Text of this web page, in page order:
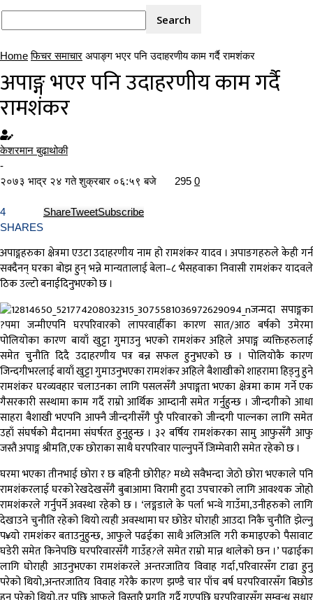
Home फिचर समाचार अपाङ्ग भएर पनि उदाहरणीय काम गर्दै रामशंकर
अपाङ्ग भएर पनि उदाहरणीय काम गर्दै
रामशंकर
केशरमान बुढाथोकी
-
२०७३ भाद्र २४ गते शुक्रबार ०६:५९ बजे
295 0
4
SHARES
ShareTweetSubscribe
अपाङ्गहरुका क्षेत्रमा एउटा उदाहरणीय नाम हो रामशंकर यादव । अपाङगहरुले केही गर्न
सक्दैनन् घरका बोझ हुन् भन्ने मान्यतालाई बेला–८ भैसहवाका निवासी रामशंकर यादवले
ठिक उल्टो बनाईदिनुभएको छ ।
जन्मदा सपाङ्गका
?पमा जन्मीएपनि घरपरिवारको लापरवार्हीका कारण सात/आठ बर्षको उमेरमा
पोलियोका कारण बायाँ खुट्टा गुमाउनु भएको रामशंकर अहिले अपाङ्ग व्यक्तिहरुलाई
समेत चुनौति दिदै उदाहरणीय पत्र बन्न सफल हुनुभएको छ । पोलियोकै कारण
जिन्दगीभरलाई बायाँ खुट्टा गुमाउनुभएका रामशंकर अहिले बैशाखीको शाहरामा हिड्नु हुने
रामशंकर घरव्यवहार चलाउनका लागि पसलसँगै अपाङ्गता भएका क्षेत्रमा काम गर्ने एक
गैसरकारी सस्थामा काम गर्दै राम्रो आर्थिक आम्दानी समेत गर्नुहुन्छ । जीन्दगीको आधा
साहरा बैशाखी भएपनि आफ्नै जीन्दगीसँगै पुरै परिवारको जीन्दगी पाल्नका लागि समेत
उहाँ संघर्षको मैदानमा संघर्षरत हुनुहुन्छ । ३२ बर्षिय रामशंकरका सामु आफुसँगै आफु
जस्तै अपाङ्ग श्रीमति,एक छोराका साथै घरपरिवार पाल्नुपर्ने जिम्मेवारी समेत रहेको छ ।
घरमा भएका तीनभाई छोरा र छ बहिनी छोरीह? मध्ये सवैभन्दा जेठो छोरा भएकाले पनि
रामशंकरलाई घरको रेखदेखसँगै बुबाआमा विरामी हुदा उपचारको लागि आवश्यक जोहो
रामशंकरले गर्नुपर्ने अवस्था रहेको छ । ‘लङ्गडाले के पर्ला भन्थे गाउँमा,उनीहरुको लागि
देखाउने चुनौति रहेको थियो त्यही अवस्थामा घर छोडेर घोराही आउदा निकै चुनौति झेल्नु
प¥यो रामशंकर बताउनुहुन्छ, आफुले पढईका साथै अलिअलि गरी कमाइएको पैसावाट
घडेरी समेत किनेपछि घरपरिवारसँगै गाउँह?ले समेत राम्रो मान्न थालेको छन ।’ पढाईका
लागि घोराही आउनुभएका रामशंकरले अन्तरजातिय विवाह गर्दा,परिवारसँग टाढा हुनु
परेको थियो,अन्तरजातिय विवाह गरेकै कारण झण्डै चार पाँच बर्ष घरपरिवारसँग बिछोड